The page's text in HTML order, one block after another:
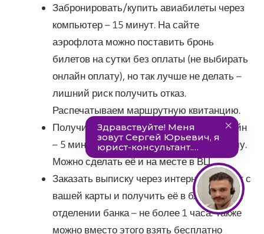
Забронировать/купить авиабилеты через
компьютер – 15 минут. На сайте
аэрофлота можно поставить бронь
билетов на сутки без оплаты (не выбирать
онлайн оплату), но так лучше не делать –
лишний риск получить отказ.
Распечатываем маршрутную квитанцию.
Получить медицинскую страховку онлайн
– 5 минут через любую страховую фирму.
Можно сделать её и на месте в ВЦ.
Заказать выписку через интернет банкинг с
вашей карты и получить её в ближайшем
отделении банка – не более 1 часа. Также
можно вместо этого взять бесплатно